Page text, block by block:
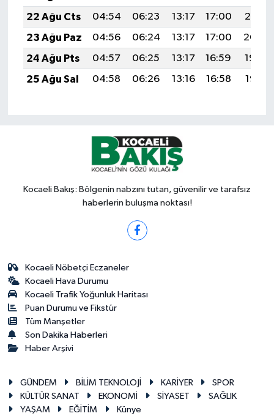
22 Ağu Cts
04:54 06:23 13:17 17:00
20:01
23 Ağu Paz
04:56 06:24 13:17 17:00
20:00
24 Ağu Pts
04:57 06:25 13:17 16:59
19:59
25 Ağu Sal
04:58 06:26 13:16 16:58 19:57
Kocaeli Bakış: Bölgenin nabzını tutan, güvenilir ve tarafsız
haberlerin buluşma noktası!
Kocaeli Nöbetçi Eczaneler
Kocaeli Hava Durumu
Kocaeli Trafik Yoğunluk Haritası
Puan Durumu ve Fikstür
Tüm Manşetler
Son Dakika Haberleri
Haber Arşivi
GÜNDEM BİLİM TEKNOLOJİ KARİYER
SPOR
KÜLTÜR SANAT
EKONOMİ SİYASET
SAĞLIK
YAŞAM
EĞİTİM Künye